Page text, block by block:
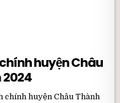
huyện Châu
chính huyện Châu Thành